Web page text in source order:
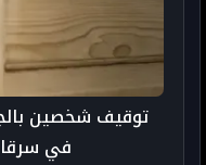
توقيف شخصين
في